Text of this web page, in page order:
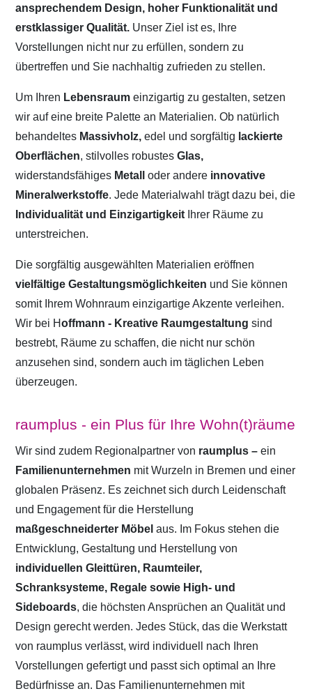
ansprechendem Design, hoher Funktionalität und
erstklassiger Qualität. Unser Ziel ist es, Ihre
Vorstellungen nicht nur zu erfüllen, sondern zu
übertreffen und Sie nachhaltig zufrieden zu stellen.
Um Ihren Lebensraumeinzigartig zu gestalten, setzen
wir auf eine breite Palette an Materialien. Ob natürlich
behandeltes Massivholz, edel und sorgfältig lackierte
Oberflächen, stilvolles robustesGlas,
widerstandsfähiges Metalloder andere innovative
Mineralwerkstoffe. Jede Materialwahl trägt dazu bei, die
Individualität und Einzigartigkeit Ihrer Räume zu
unterstreichen.
Die sorgfältig ausgewählten Materialien eröffnen
vielfältige Gestaltungsmöglichkeiten und Sie können
somit Ihrem Wohnraum einzigartige Akzente verleihen.
Wir bei Hoffmann - Kreative Raumgestaltung sind
bestrebt, Räume zu schaffen, die nicht nur schön
anzusehen sind, sondern auch im täglichen Leben
überzeugen.
raumplus - ein Plus für Ihre Wohn(t)räume
Wir sind zudem Regionalpartner von raumplus – ein
Familienunternehmen mit Wurzeln in Bremen und einer
globalen Präsenz. Es zeichnet sich durch Leidenschaft
und Engagement für die Herstellung
maßgeschneiderter Möbelaus. Im Fokus stehen die
Entwicklung, Gestaltung und Herstellung von
individuellen Gleittüren, Raumteiler,
Schranksysteme, Regale sowie High- und
Sideboards, die höchsten Ansprüchen an Qualität und
Design gerecht werden. Jedes Stück, das die Werkstatt
von raumplus verlässt, wird individuell nach Ihren
Vorstellungen gefertigt und passt sich optimal an Ihre
Bedürfnisse an. Das Familienunternehmen mit